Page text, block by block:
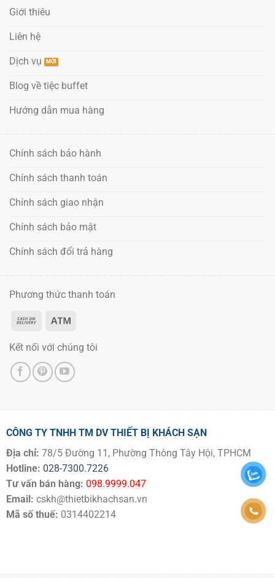
Giới thiêu
Liên hệ
Dịch vụ
Blog về tiệc buffet
Hướng dẫn mua hàng
Chính sách bảo hành
Chính sách thanh toán
Chính sách giao nhận
Chính sách bảo mật
Chính sách đổi trả hàng
Phương thức thanh toán
Kết nối với chúng tôi
CÔNG TY TNHH TM DV THIẾT BỊ KHÁCH SẠN
Địa chỉ: 78/5 Đường 11, Phường Thông Tây Hội, TPHCM
Hotline: 028-7300.7226
Tư vấn bán hàng: 098.9999.047
Email: cskh@thietbikhachsan.vn
Mã số thuế: 0314402214